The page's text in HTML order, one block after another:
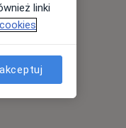
linki